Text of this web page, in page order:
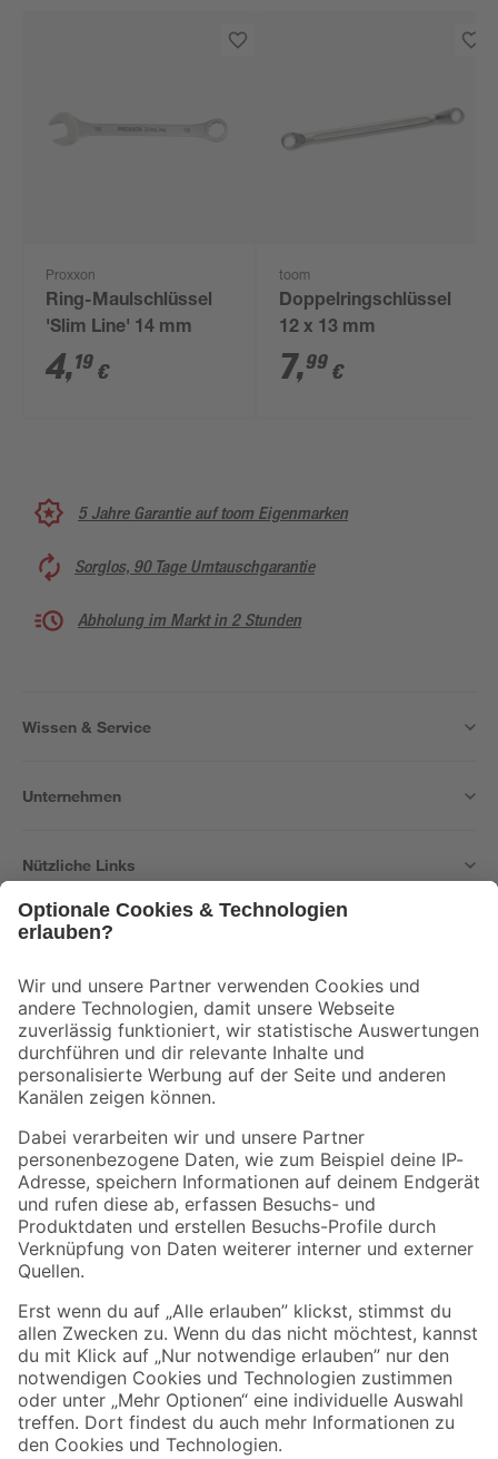
Proxxon
Ring-Maulschlüssel
'Slim Line' 14 mm
4,19 €
toom
Doppelringschlüssel
12 x 13 mm
7,99 €
5 Jahre Garantie auf toom Eigenmarken
Sorglos, 90 Tage Umtauschgarantie
Abholung im Markt in 2 Stunden
Wissen & Service
Unternehmen
Nützliche Links
Der toom Newsletter: Keine Angebote und Aktionen mehr verpassen!
Zur Newsletter Anmeldung
Folge uns
Zahlungsarten Versandarten
Sicher einkaufen
Jetzt die toom-App herunterladen